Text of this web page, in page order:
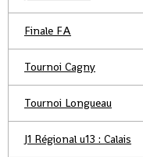
Finale FA
Tournoi Cagny
Tournoi Longueau
J1 Régional u13 : Calais